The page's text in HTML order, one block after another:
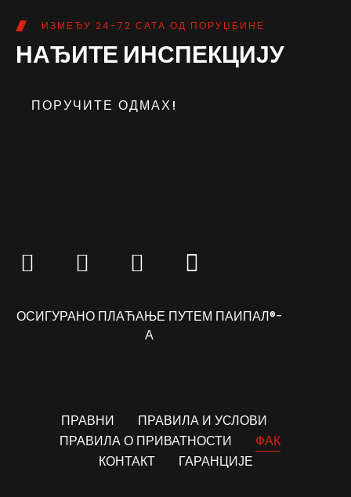
ИЗМЕЂУ 24-72 САТА ОД ПОРУЏБИНЕ
НАЂИТЕ ИНСПЕКЦИЈУ
ПОРУЧИТЕ ОДМАХ!
ОСИГУРАНО ПЛАЋАЊЕ ПУТЕМ ПАИПАЛ®-
А
ПРАВНИ
ПРАВИЛА И УСЛОВИ
ПРАВИЛА О ПРИВАТНОСТИ
ФАК
КОНТАКТ
ГАРАНЦИЈЕ